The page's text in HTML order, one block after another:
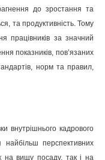
до зростання та
та продуктивність. Тому
працівників за значний
показників, пов’язаних
норм та правил,
внутрішнього кадрового
перспективних
на вищу посаду, так і на